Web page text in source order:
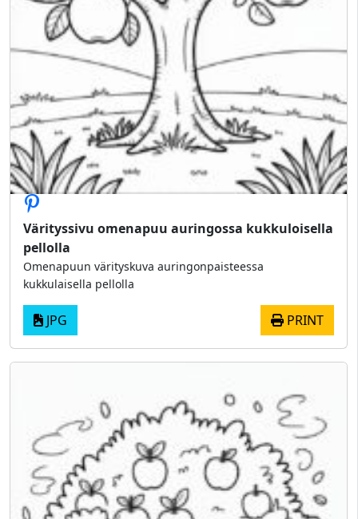
Värityssivu omenapuu auringossa kukkuloisella
pellolla
Omenapuun värityskuva auringonpaisteessa
kukkulaisella pellolla
JPG PRINT